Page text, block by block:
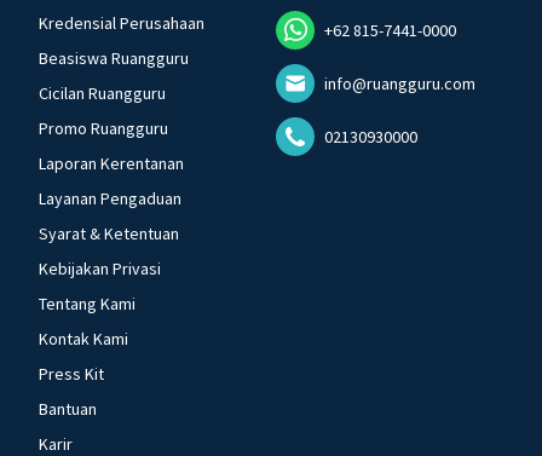
Kredensial Perusahaan
Beasiswa Ruangguru
Cicilan Ruangguru
Promo Ruangguru
Laporan Kerentanan
Layanan Pengaduan
Syarat & Ketentuan
Kebijakan Privasi
Tentang Kami
Kontak Kami
Press Kit
Bantuan
Karir
+62 815-7441-0000
info@ruangguru.com
02130930000